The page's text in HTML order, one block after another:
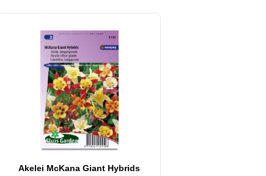
Akelei McKana Giant Hybrids